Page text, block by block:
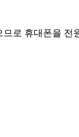
로 휴대폰을 전